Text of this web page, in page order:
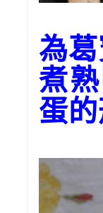
為
煮
蛋